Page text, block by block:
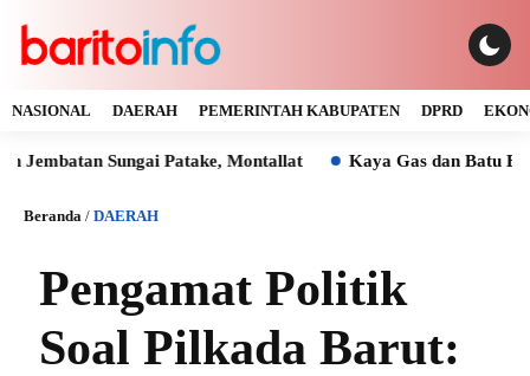
NASIONAL DAERAH PEMERINTAH KABUPATEN DPRD
Sungai Patake, Montallat Kaya Gas dan Batu Bara Malah
Beranda / DAERAH
Pengamat Politik
Soal Pilkada Barut: